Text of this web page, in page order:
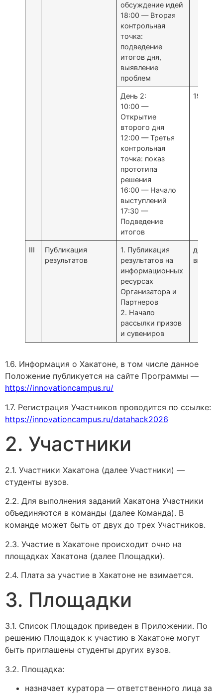
обсуждение идей
18:00 — Вторая
контрольная
точка:
подведение
итогов дня,
выявление
проблем
День 2:
10:00 —
Открытие
второго дня
12:00 — Третья
контрольная
точка: показ
прототипа
решения
16:00 — Начало
выступлений
17:30 —
Подведение
итогов
19
III
Публикация
результатов
1. Публикация
результатов на
информационных
ресурсах
Организатора и
Партнеров
2. Начало
рассылки призов
и сувениров
до 23
1.6. Информация о Хакатоне, в том числе данное
Положение публикуется на сайте Программы —
https://innovationcampus.ru/
1.7. Регистрация Участников проводится по ссылке:
https://innovationcampus.ru/datahack2026
2. Участники
2.1. Участники Хакатона (далее Участники) —
студенты вузов.
2.2. Для выполнения заданий Хакатона Участники
объединяются в команды (далее Команда). В
команде может быть от двух до трех Участников.
2.3. Участие в Хакатоне происходит очно на
площадках Хакатона (далее Площадки).
2.4. Плата за участие в Хакатоне не взимается.
3. Площадки
3.1. Список Площадок приведен в Приложении. По
решению Площадок к участию в Хакатоне могут
быть приглашены студенты других вузов.
3.2. Площадка:
назначает куратора — ответственного лица за